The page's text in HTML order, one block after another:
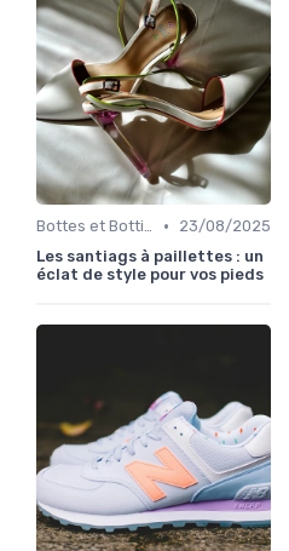
Bottes et Bottines •
23/08/2025
Les santiags à paillettes : un
éclat de style pour vos pieds